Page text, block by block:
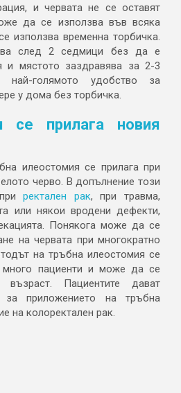
и червата не се оставят
да се използва във всяка
използва временна торбичка.
след 2 седмици без да е
и мястото заздравява за 2-3
голямото удобство за
у дома без торбичка.
се прилага новия
илеостомия се прилага при
черво. В допълнение този
приректален рак, при травма,
или някои вродени дефекти,
Понякога може да се
на червата при многократно
на тръбна илеостомия се
много пациенти и може да се
Пациентите дават
за приложението на тръбна
на колоректален рак.